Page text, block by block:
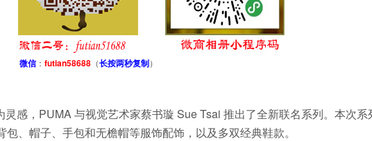
微信： futian58688（长按两秒复制）
感，PUMA 与视觉艺术家蔡书璇 Sue Tsai 推出了全新联名系列。本次系
、帽子、手包和无檐帽等服饰配饰，以及多双经典鞋款。